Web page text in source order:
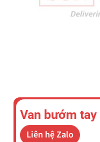
Van bướm
Liên hệ Zalo